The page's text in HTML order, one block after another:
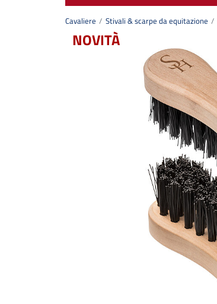
Cavaliere Stivali & scarpe da equitazione
NOVITÀ